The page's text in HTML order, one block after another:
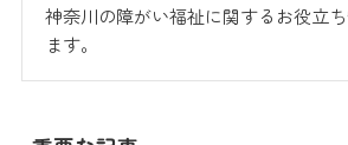
神奈川の障がい福祉に関するお役立
ます。